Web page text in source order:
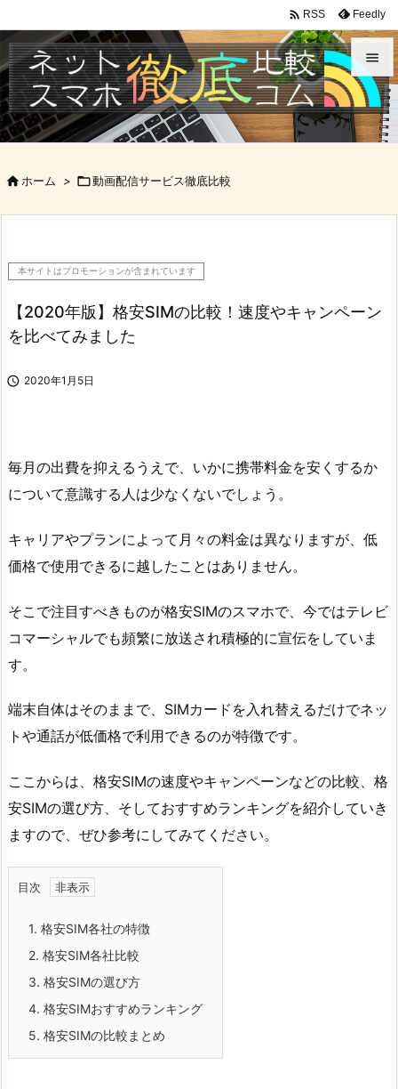


メニュ

 RSS Feedly
ホーム > 動画配信サービス徹底比較
本サイトはプロモーションが含まれています
【2020年版】格安SIMの比較！速度やキャンペーン
を比べてみました
 2020年1月5日
毎月の出費を抑えるうえで、いかに携帯料金を安くするか
について意識する人は少なくないでしょう。
キャリアやプランによって月々の料金は異なりますが、低
価格で使用できるに越したことはありません。
そこで注目すべきものが格安SIMのスマホで、今ではテレビ
コマーシャルでも頻繁に放送され積極的に宣伝をしていま
す。
端末自体はそのままで、SIMカードを入れ替えるだけでネッ
トや通話が低価格で利用できるのが特徴です。
ここからは、格安SIMの速度やキャンペーンなどの比較、格
安SIMの選び方、そしておすすめランキングを紹介していき
ますので、ぜひ参考にしてみてください。
目次
1. 格安SIM各社の特徴
2. 格安SIM各社比較
3. 格安SIMの選び方
4. 格安SIMおすすめランキング
5. 格安SIMの比較まとめ